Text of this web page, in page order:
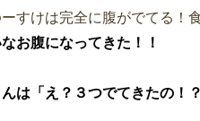
すけは完全に腹がでてる！
お腹になってきた！！
んは「え？３つでてきたの！